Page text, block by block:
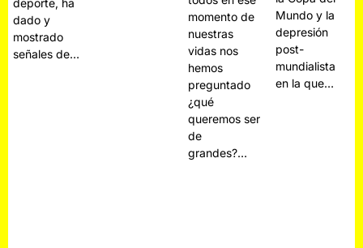
deporte, ha
dado y
mostrado
señales de…
momento de
nuestras
vidas nos
hemos
preguntado
¿qué
queremos ser
de
grandes?…
Mundo y la
depresión
post-
mundialista
en la que…